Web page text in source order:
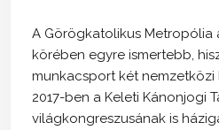
A Görögkatolikus Metropólia
körében egyre ismertebb,
munkacsport két
2017-ben a Keleti Kánonjogi
világkongreszusának is